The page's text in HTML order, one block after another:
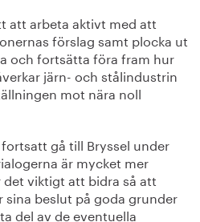
att arbeta aktivt med att
förslag samt plocka ut
och fortsätta föra fram hur
järn- och stålindustrin
mot nära noll
gå till Bryssel under
är mycket mer
viktigt att bidra så att
sina beslut på goda grunder
del av de eventuella